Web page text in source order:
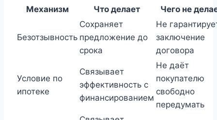
Механизм Что делает Чего не
Безотзывность
Сохраняет
предложение до
срока
Не
заключение
договора
Условие по
ипотеке
Связывает
эффективность с
финансированием
Не даёт
покупателю
свободно
передумать